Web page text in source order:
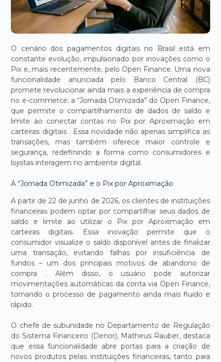
O cenário dos pagamentos digitais no Brasil está em
constante evolução, impulsionado por inovações como o
Pix e, mais recentemente, pelo Open Finance. Uma nova
funcionalidade anunciada pelo Banco Central (BC)
promete revolucionar ainda mais a experiência de compra
no e-commerce: a “Jornada Otimizada” do Open Finance,
que permite o compartilhamento de dados de saldo e
limite ao conectar contas no Pix por Aproximação em
carteiras digitais . Essa novidade não apenas simplifica as
transações, mas também oferece maior controle e
segurança, redefinindo a forma como consumidores e
lojistas interagem no ambiente digital.
A “Jornada Otimizada” e o Pix por Aproximação
A partir de 22 de junho de 2026, os clientes de instituições
financeiras podem optar por compartilhar seus dados de
saldo e limite ao utilizar o Pix por Aproximação em
carteiras digitais. Essa inovação permite que o
consumidor visualize o saldo disponível antes de finalizar
uma transação, evitando falhas por insuficiência de
fundos – um dos principais motivos de abandono de
compra . Além disso, o usuário pode autorizar
movimentações automáticas da conta via Open Finance,
tornando o processo de pagamento ainda mais fluido e
rápido.
O chefe de subunidade no Departamento de Regulação
do Sistema Financeiro (Denor), Matheus Rauber, destaca
que essa funcionalidade abre portas para a criação de
novos produtos pelas instituições financeiras, tanto para